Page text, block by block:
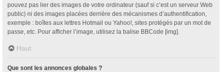
pouvez pas lier des images de votre ordinateur (sauf si c’est un serveur Web
public) ni des images placées derrière des mécanismes d’authentification,
exemple : boîtes aux lettres Hotmail ou Yahoo!, sites protégés par un mot de
passe, etc. Pour afficher l’image, utilisez la balise BBCode [img].
Haut
Que sont les annonces globales ?